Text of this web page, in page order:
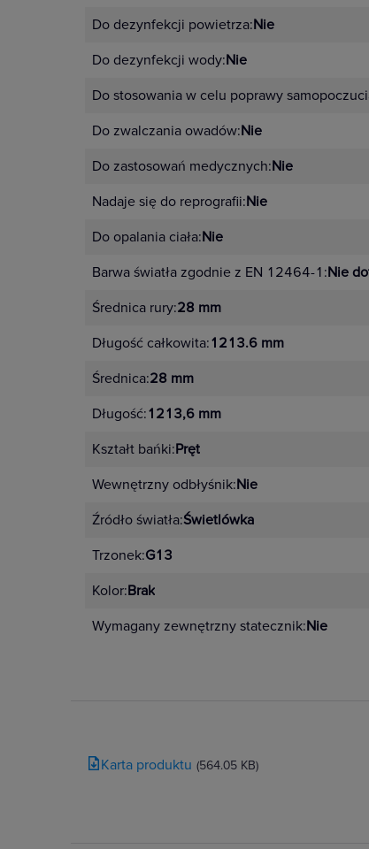
Do dezynfekcji powietrza:Nie
Do dezynfekcji wody:Nie
Do stosowania w celu poprawy
Do zwalczania owadów:Nie
Do zastosowań medycznych:Nie
Nadaje się do reprografii:Nie
Do opalania ciała:Nie
Barwa światła zgodnie z EN 12464-1:Nie
Średnica rury:28 mm
Długość całkowita:1213.6 mm
Średnica:28 mm
Długość:1213,6 mm
Kształt bańki:Pręt
Wewnętrzny odbłyśnik:Nie
Źródło światła:Świetlówka
Trzonek:G13
Kolor:Brak
Wymagany zewnętrzny statecznik:Nie
Karta produktu (564.05 KB)